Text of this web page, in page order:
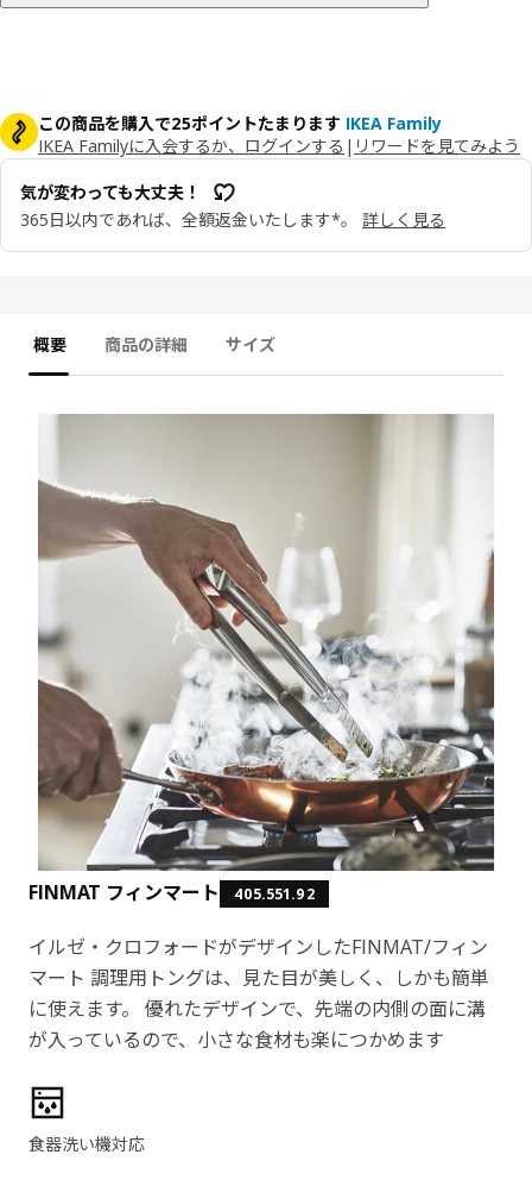
この商品を購入で25ポイントたまります IKEA Family
IKEA Familyに入会するか、ログインする | リワードを見てみよう
気が変わっても大丈夫！
365日以内であれば、全額返金いたします*。
詳しく見る
概要 商品の詳細 サイズ
FINMAT フィンマート 405.551.92
イルゼ・クロフォードがデザインしたFINMAT/フィン
マート 調理用トングは、見た目が美しく、しかも簡単
に使えます。 優れたデザインで、先端の内側の面に溝
が入っているので、小さな食材も楽につかめます
製品の特徴
食器洗い機対応